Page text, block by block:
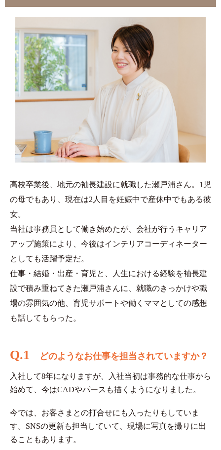
高校卒業後、地元の袖長建設に就職した瀬戸浦さん。1児
の母でもあり、現在は2人目を妊娠中で産休中でもある彼
女。
当社は事務員として働き始めたが、会社が行うキャリア
アップ施策により、今後はインテリアコーディネーター
としても活躍予定だ。
仕事・結婚・出産・育児と、人生における経験を袖長建
設で積み重ねてきた瀬戸浦さんに、就職のきっかけや職
場の雰囲気の他、育児サポートや働くママとしての感想
も話してもらった。
Q.1 どのようなお仕事を担当されていますか？
入社して8年になりますが、入社当初は事務的な仕事から
始めて、今はCADやパースも描くようになりました。
今では、お客さまとの打合せにも入ったりもしていま
す。SNSの更新も担当していて、現場に写真を撮りに出
ることもあります。